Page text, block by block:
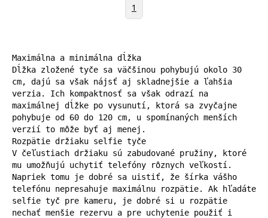
1
Maximálna a minimálna dĺžka
Dĺžka zložené tyče sa väčšinou pohybujú okolo 30
cm, dajú sa však nájsť aj skladnejšie a ľahšia
verzia. Ich kompaktnosť sa však odrazí na
maximálnej dĺžke po vysunutí, ktorá sa zvyčajne
pohybuje od 60 do 120 cm, u spomínaných menších
verzií to môže byť aj menej.
Rozpätie držiaku selfie tyče
V čeľustiach držiaku sú zabudované pružiny, ktoré
mu umožňujú uchytiť telefóny rôznych veľkostí.
Napriek tomu je dobré sa uistiť, že šírka vášho
telefónu nepresahuje maximálnu rozpätie. Ak hľadáte
selfie tyč pre kameru, je dobré si u rozpätie
nechať menšie rezervu a pre uchytenie použiť i